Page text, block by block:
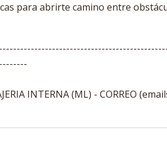
para abrirte camino entre
INTERNA (ML) - CORREO